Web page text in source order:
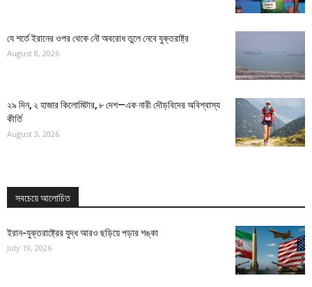
যে শর্তে ইরানের ওপর থেকে নৌ অবরোধ তুলে নেবে যুক্তরাষ্ট্র
August 8, 2026
২৯ দিন, ২ হাজার কিলোমিটার, ৮ দেশ—এক নারী দৌড়বিদের অবিশ্বাস্য
কীর্তি
August 3, 2026
সবচেয়ে আলোচিত
ইরান-যুক্তরাষ্ট্রের যুদ্ধ আরও ছড়িয়ে পড়ার শঙ্কা
July 19, 2026